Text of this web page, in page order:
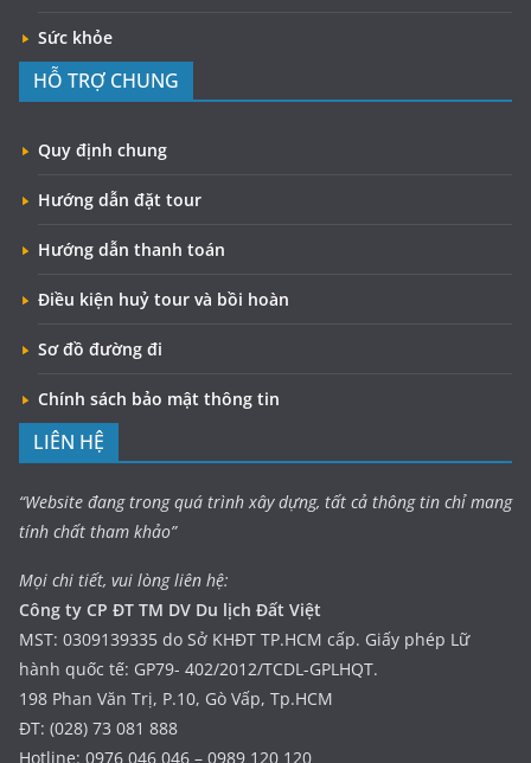
Sức khỏe
HỖ TRỢ CHUNG
Quy định chung
Hướng dẫn đặt tour
Hướng dẫn thanh toán
Điều kiện huỷ tour và bồi hoàn
Sơ đồ đường đi
Chính sách bảo mật thông tin
LIÊN HỆ
“Website đang trong quá trình xây dựng, tất cả thông tin chỉ mang
tính chất tham khảo”
Mọi chi tiết, vui lòng liên hệ:
Công ty CP ĐT TM DV Du lịch Đất Việt
MST: 0309139335 do Sở KHĐT TP.HCM cấp. Giấy phép Lữ
hành quốc tế: GP79- 402/2012/TCDL-GPLHQT.
198 Phan Văn Trị, P.10, Gò Vấp, Tp.HCM
ĐT: (028) 73 081 888
Hotline: 0976 046 046 – 0989 120 120